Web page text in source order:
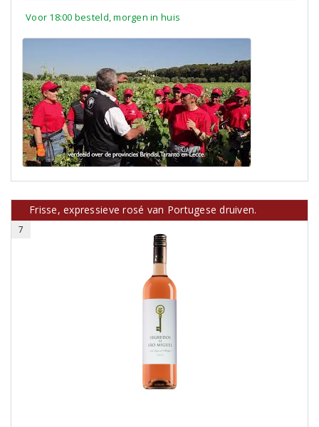
Voor 18:00 besteld, morgen in huis
Frisse, expressieve rosé van Portugese druiven.
7